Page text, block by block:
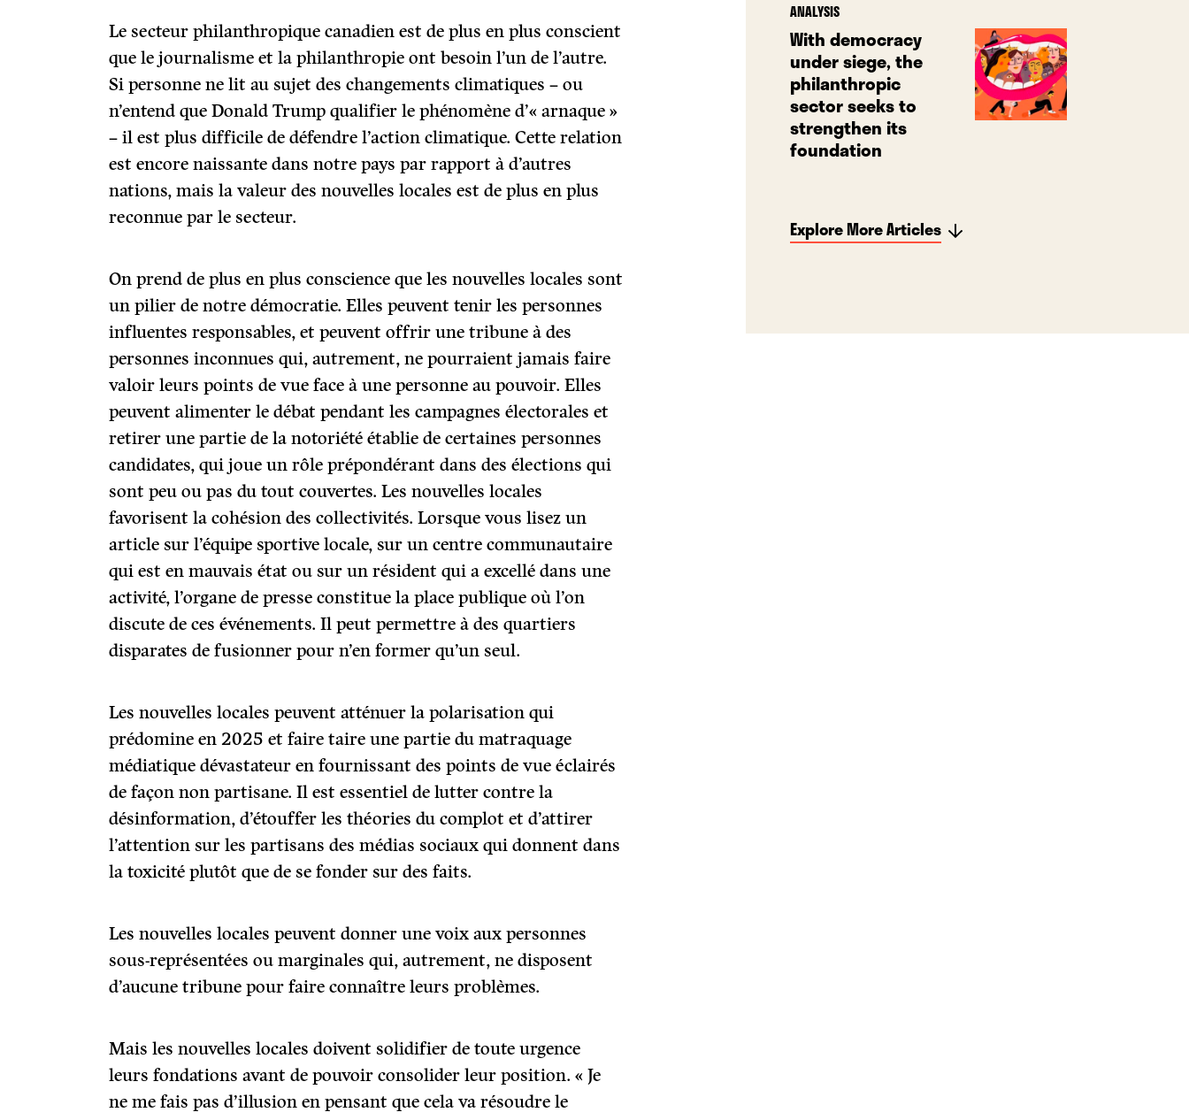
ANALYSIS
With democracy
under siege, the
philanthropic
sector seeks to
strengthen its
foundation
Explore More Articles
Le secteur philanthropique canadien est de plus en plus conscient
que le journalisme et la philanthropie ont besoin l’un de l’autre.
Si personne ne lit au sujet des changements climatiques – ou
n’entend que Donald Trump qualifier le phénomène d’« arnaque »
– il est plus difficile de défendre l’action climatique. Cette relation
est encore naissante dans notre pays par rapport à d’autres
nations, mais la valeur des nouvelles locales est de plus en plus
reconnue par le secteur.
On prend de plus en plus conscience que les nouvelles locales sont
un pilier de notre démocratie. Elles peuvent tenir les personnes
influentes responsables, et peuvent offrir une tribune à des
personnes inconnues qui, autrement, ne pourraient jamais faire
valoir leurs points de vue face à une personne au pouvoir. Elles
peuvent alimenter le débat pendant les campagnes électorales et
retirer une partie de la notoriété établie de certaines personnes
candidates, qui joue un rôle prépondérant dans des élections qui
sont peu ou pas du tout couvertes. Les nouvelles locales
favorisent la cohésion des collectivités. Lorsque vous lisez un
article sur l’équipe sportive locale, sur un centre communautaire
qui est en mauvais état ou sur un résident qui a excellé dans une
activité, l’organe de presse constitue la place publique où l’on
discute de ces événements. Il peut permettre à des quartiers
disparates de fusionner pour n’en former qu’un seul.
Les nouvelles locales peuvent atténuer la polarisation qui
prédomine en 2025 et faire taire une partie du matraquage
médiatique dévastateur en fournissant des points de vue éclairés
de façon non partisane. Il est essentiel de lutter contre la
désinformation, d’étouffer les théories du complot et d’attirer
l’attention sur les partisans des médias sociaux qui donnent dans
la toxicité plutôt que de se fonder sur des faits.
Les nouvelles locales peuvent donner une voix aux personnes
sous-représentées ou marginales qui, autrement, ne disposent
d’aucune tribune pour faire connaître leurs problèmes.
Mais les nouvelles locales doivent solidifier de toute urgence
leurs fondations avant de pouvoir consolider leur position. « Je
ne me fais pas d’illusion en pensant que cela va résoudre le